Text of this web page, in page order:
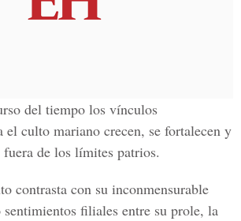
del tiempo los vínculos
el culto mariano crecen, se fortalecen y
de los límites patrios.
contrasta con su inconmensurable
sentimientos filiales entre su prole, la